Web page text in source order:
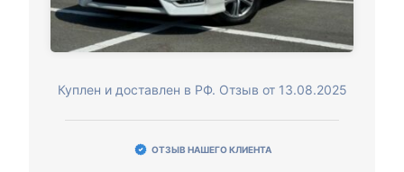
Куплен и доставлен в РФ. Отзыв от 13.08.2025
ОТЗЫВ НАШЕГО КЛИЕНТА